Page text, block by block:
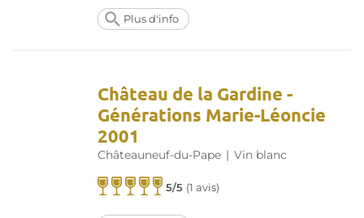
Plus d'info
Château de la Gardine -
Générations Marie-Léoncie
2001
Châteauneuf-du-Pape | Vin blanc
5/5 (1 avis)